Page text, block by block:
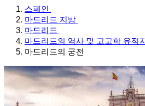
스페인
마드리드 지방
마드리드
마드리드의 역사 및 고고학 유적지
마드리드의 궁전